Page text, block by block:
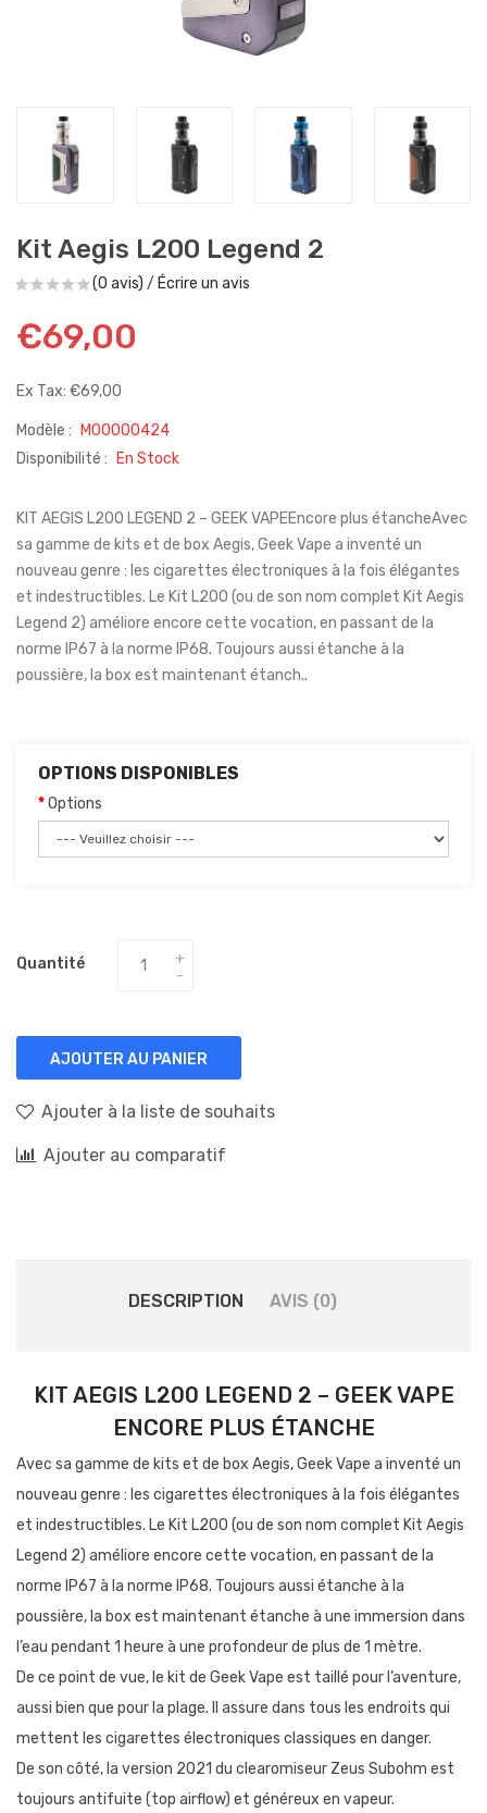
Kit Aegis L200 Legend 2
(0 avis) / Écrire un avis
€69,00
Ex Tax: €69,00
Modèle :
M00000424
Disponibilité :
En Stock
KIT AEGIS L200 LEGEND 2 – GEEK VAPEEncore plus étancheAvec
sa gamme de kits et de box Aegis, Geek Vape a inventé un
nouveau genre : les cigarettes électroniques à la fois élégantes
et indestructibles. Le Kit L200 (ou de son nom complet Kit Aegis
Legend 2) améliore encore cette vocation, en passant de la
norme IP67 à la norme IP68. Toujours aussi étanche à la
poussière, la box est maintenant étanch..
OPTIONS DISPONIBLES
Options
Quantité
AJOUTER AU PANIER
Ajouter à la liste de souhaits
Ajouter au comparatif
DESCRIPTION AVIS (0)
KIT AEGIS L200 LEGEND 2 – GEEK VAPE
ENCORE PLUS ÉTANCHE
Avec sa gamme de kits et de box Aegis, Geek Vape a inventé un
nouveau genre : les cigarettes électroniques à la fois élégantes
et indestructibles. Le Kit L200 (ou de son nom complet Kit Aegis
Legend 2) améliore encore cette vocation, en passant de la
norme IP67 à la norme IP68. Toujours aussi étanche à la
poussière, la box est maintenant étanche à une immersion dans
l’eau pendant 1 heure à une profondeur de plus de 1 mètre.
De ce point de vue, le kit de Geek Vape est taillé pour l’aventure,
aussi bien que pour la plage. Il assure dans tous les endroits qui
mettent les cigarettes électroniques classiques en danger.
De son côté, la version 2021 du clearomiseur Zeus Subohm est
toujours antifuite (top airflow) et généreux en vapeur.